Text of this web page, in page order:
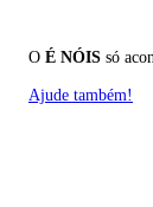
O É NÓIS só
Ajude também!